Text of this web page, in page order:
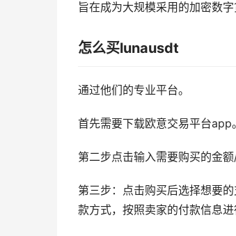
旨在成为大规模采用的加密数字
怎么买lunausdt
通过他们的专业平台。
首先需要下载欧意交易平台app
第二步点击输入需要购买的金
第三步：点击购买后选择想要
款方式，按照卖家的付款信息进